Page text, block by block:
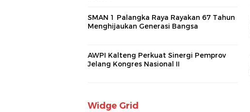
SMAN 1 Palangka Raya Rayakan 67 Tahun
Menghijaukan Generasi Bangsa
AWPI Kalteng Perkuat Sinergi Pemprov
Jelang Kongres Nasional II
Widge Grid